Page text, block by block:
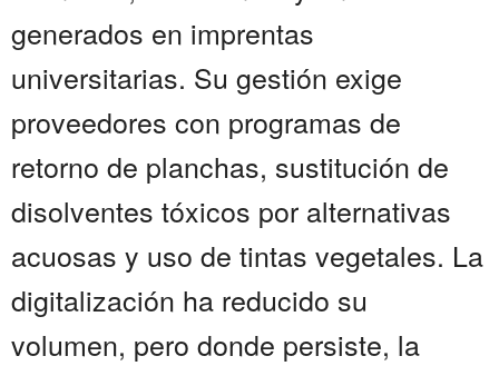
generados en imprentas
universitarias. Su gestión exige
proveedores con programas de
retorno de planchas, sustitución de
disolventes tóxicos por alternativas
acuosas y uso de tintas vegetales. La
digitalización ha reducido su
volumen, pero donde persiste, la